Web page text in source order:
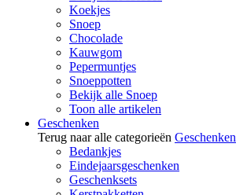
Koekjes
Snoep
Chocolade
Kauwgom
Pepermuntjes
Snoeppotten
Bekijk alle Snoep
Toon alle artikelen
Geschenken
Terug naar alle categorieën Geschenken
Bedankjes
Eindejaarsgeschenken
Geschenksets